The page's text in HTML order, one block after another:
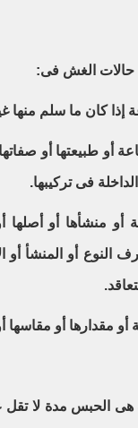
حالات الغش فى:
إذا كان ما سلم منها
أو طبيعتها أو
فى تركيبها.
أو منشأها أو
النوع أو المنشأ
أو مقدارها أو مقاسها
هى الحبس مدة لا